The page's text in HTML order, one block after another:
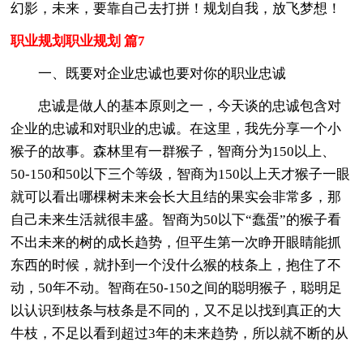
幻影，未来，要靠自己去打拼！规划自我，放飞梦想！
职业规划职业规划 篇7
一、既要对企业忠诚也要对你的职业忠诚
忠诚是做人的基本原则之一，今天谈的忠诚包含对
企业的忠诚和对职业的忠诚。在这里，我先分享一个小
猴子的故事。森林里有一群猴子，智商分为150以上、
50-150和50以下三个等级，智商为150以上天才猴子一眼
就可以看出哪棵树未来会长大且结的果实会非常多，那
自己未来生活就很丰盛。智商为50以下“蠢蛋”的猴子看
不出未来的树的成长趋势，但平生第一次睁开眼睛能抓
东西的时候，就扑到一个没什么猴的枝条上，抱住了不
动，50年不动。智商在50-150之间的聪明猴子，聪明足
以认识到枝条与枝条是不同的，又不足以找到真正的大
牛枝，不足以看到超过3年的未来趋势，所以就不断的从